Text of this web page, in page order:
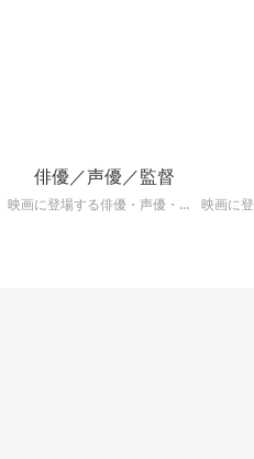
俳優／声優／監督
映画に登場する俳優・声優・監督の深掘りまとめ記事！